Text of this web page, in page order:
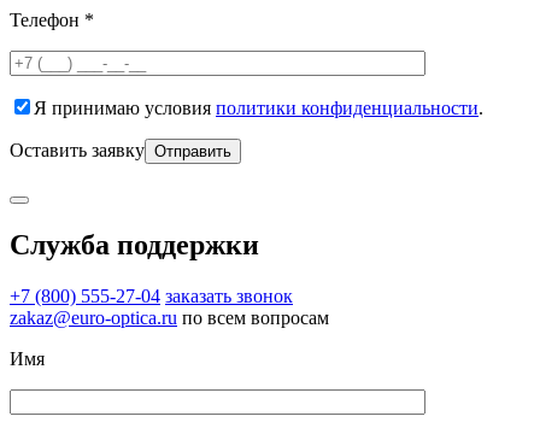
Телефон *
Я принимаю условия политики конфиденциальности.
Оставить заявку
Служба поддержки
+7 (800) 555-27-04 заказать звонок
zakaz@euro-optica.ru по всем вопросам
Имя